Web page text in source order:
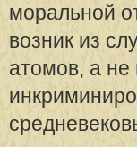
моральной
возник из
атомов, а